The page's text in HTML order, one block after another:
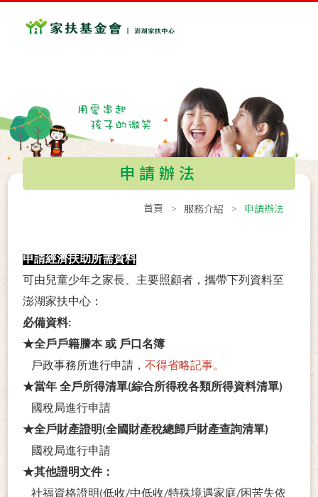
申請辦法
首頁 服務介紹 申請辦法
申請經濟扶助所需資料
可由兒童少年之家長、主要照顧者，攜帶下列資料至
澎湖家扶中心：
必備資料:
★全戶戶籍謄本 或 戶口名簿
戶政事務所進行申請，不得省略記事。
★當年 全戶所得清單(綜合所得稅各類所得資料清單)
國稅局進行申請
★全戶財產證明(全國財產稅總歸戶財產查詢清單)
國稅局進行申請
★其他證明文件：
社福資格證明(低收/中低收/特殊境遇家庭/困苦失依